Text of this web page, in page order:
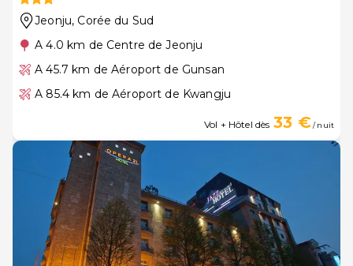
Jeonju, Corée du Sud
A 4.0 km de Centre de Jeonju
A 45.7 km de Aéroport de Gunsan
A 85.4 km de Aéroport de Kwangju
Vol + Hôtel dès 33 €/ nuit